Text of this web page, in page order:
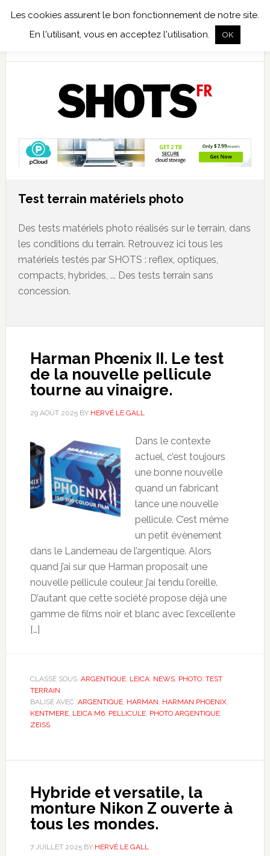
Test terrain matériels photo
Des tests matériels photo réalisés sur le terrain, dans
les conditions du terrain. Retrouvez ici tous les
matériels testés par SHOTS : reflex, optiques,
compacts, hybrides, ... Des tests terrain sans
concession.
Harman Phœnix II. Le test
de la nouvelle pellicule
tourne au vinaigre.
29 AOÛT 2025BY HERVÉ LE GALL
Dans le contexte
actuel, c’est toujours
une bonne nouvelle
quand un fabricant
lance une nouvelle
pellicule. C’est même
un petit évènement
dans le Landerneau de l’argentique. Alors
quand j’ai sur que Harman proposait une
nouvelle pellicule couleur, j’ai tendu l’oreille.
D’autant que cette société propose déjà une
gamme de films noir et blanc avec l’excellente
[…]
CLASSÉ SOUS :ARGENTIQUE, LEICA, NEWS, PHOTO, TEST
TERRAIN
BALISÉ AVEC :ARGENTIQUE, HARMAN HARMAN PHOENIX,
KENTMERE, LEICA M6, PELLICULE, PHOTO ARGENTIQUE,
ZEISS
Hybride et versatile, la
monture Nikon Z ouverte à
tous les mondes.
7 JUILLET 2025BY HERVÉ LE GALL
Les cookies assurent le bon fonctionnement de notre site.
En l'utilisant, vous en acceptez l'utilisation.
OK